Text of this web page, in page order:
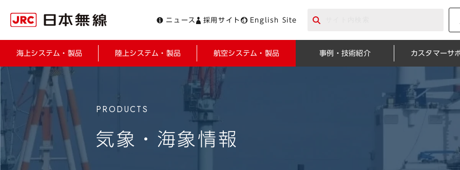
ニュース 採用サイト English Site
海上システム・製品 陸上システム・製品 航空システム・製品 事例・技術紹介 カスタマーサ
気象・海象情報